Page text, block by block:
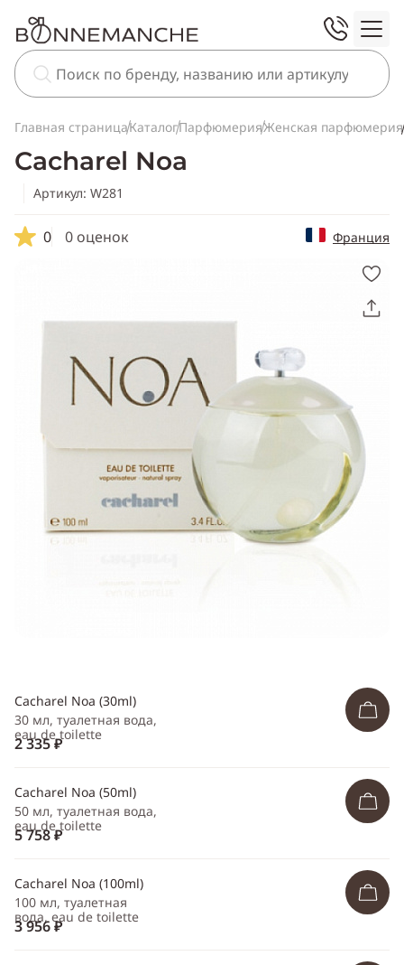
Главная страницаКаталогПарфюмерияЖенская парфюмерия
Cacharel Noa
Артикул: W281
0 0 оценок Франция
Скопировать
ссылку
Telegram
WhatsApp
ВКонтакте
Cacharel Noa (30ml)
30 мл, туалетная вода,
eau de toilette
2 335 ₽
Cacharel Noa (50ml)
50 мл, туалетная вода,
eau de toilette
5 758 ₽
Cacharel Noa (100ml)
100 мл, туалетная
вода, eau de toilette
3 956 ₽